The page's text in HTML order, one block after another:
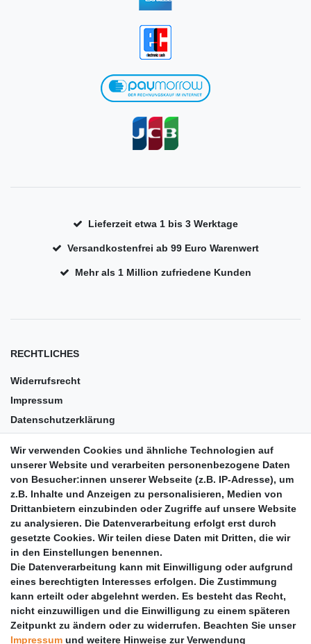
Lieferzeit etwa 1 bis 3 Werktage
Versandkostenfrei ab 99 Euro Warenwert
Mehr als 1 Million zufriedene Kunden
RECHTLICHES
Widerrufsrecht
Impressum
Datenschutzerklärung
Barrierefreiheit
Anleitungen
Vertrag widerrufen
PARTNER
DHL
GLS
PaketPLUS
Wir verwenden Cookies und ähnliche Technologien auf
unserer Website und verarbeiten personenbezogene Daten
von Besucher:innen unserer Webseite (z.B. IP-Adresse), um
z.B. Inhalte und Anzeigen zu personalisieren, Medien von
Drittanbietern einzubinden oder Zugriffe auf unsere Website
zu analysieren. Die Datenverarbeitung erfolgt erst durch
gesetzte Cookies. Wir teilen diese Daten mit Dritten, die wir
in den Einstellungen benennen.
Die Datenverarbeitung kann mit Einwilligung oder aufgrund
eines berechtigten Interesses erfolgen. Die Zustimmung
kann erteilt oder abgelehnt werden. Es besteht das Recht,
nicht einzuwilligen und die Einwilligung zu einem späteren
Zeitpunkt zu ändern oder zu widerrufen. Beachten Sie unser
Impressum und weitere Hinweise zur Verwendung